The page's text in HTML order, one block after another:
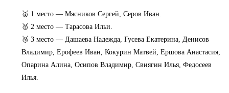
🥇 1 место — Мясников Сергей, Серов Иван.
🥈 2 место — Тарасова Ильи.
🥉 3 место — Дашаева Надежда, Гусева Екатерина, Денисов
Владимир, Ерофеев Иван, Кокурин Матвей, Ершова Анастасия,
Опарина Алина, Осипов Владимир, Свиягин Илья, Федосеев
Илья.